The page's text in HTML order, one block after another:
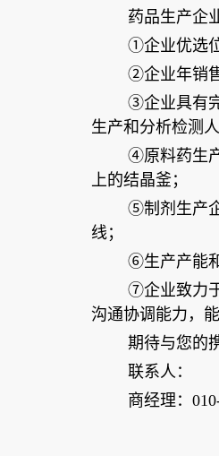
药品生产企
①企业优选
②企业年销
③企业具有
生产和分析检测人
④原料药生
上的结晶釜；
⑤制剂生产
线；
⑥生产产能
⑦企业致力
沟通协调能力，
期待与您的
联系人：
商经理：